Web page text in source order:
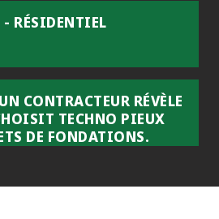
RÉSIDENTIEL
CONTRACTEUR RÉVÈLE
TECHNO PIEUX
DE FONDATIONS.